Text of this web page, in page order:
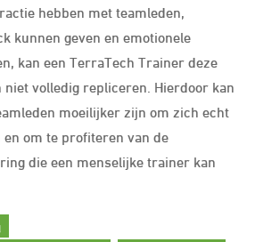
hebben met teamleden,
kunnen geven en emotionele
kan een TerraTech Trainer deze
niet volledig repliceren. Hierdoor kan
moeilijker zijn om zich echt
om te profiteren van de
die een menselijke trainer kan